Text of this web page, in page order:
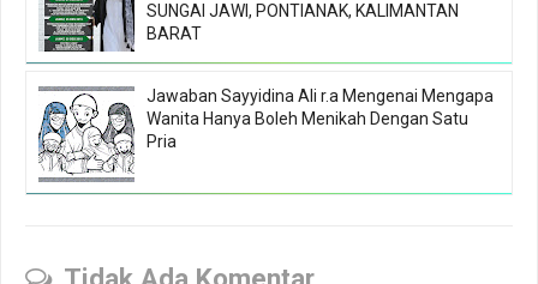
SUNGAI JAWI, PONTIANAK, KALIMANTAN
BARAT
Jawaban Sayyidina Ali r.a Mengenai Mengapa
Wanita Hanya Boleh Menikah Dengan Satu
Pria